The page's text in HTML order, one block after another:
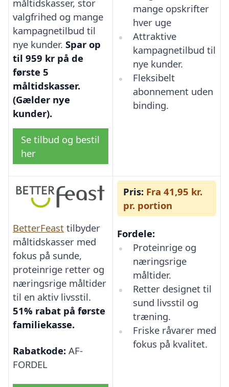
måltidskasser, stor
valgfrihed og mange
kampagnetilbud til
nye kunder. Spar op
til 959 kr på de
første 5
måltidskasser.
(Gælder nye
kunder).
Se tilbud og bestil
her
mange opskrifter
hver uge
Attraktive
kampagnetilbud til
nye kunder.
Fleksibelt
abonnement uden
binding.
BetterFeast tilbyder
måltidskasser med
fokus på sunde,
proteinrige retter og
næringsrige måltider
til en aktiv livsstil.
51% rabat på første
familiekasse.
Rabatkode: AF-
FORDEL
Pris: Fra 41,95 kr.
pr. portion
Fordele:
Proteinrige og
næringsrige
måltider.
Retter designet til
sund livsstil og
træning.
Friske råvarer med
fokus på kvalitet.